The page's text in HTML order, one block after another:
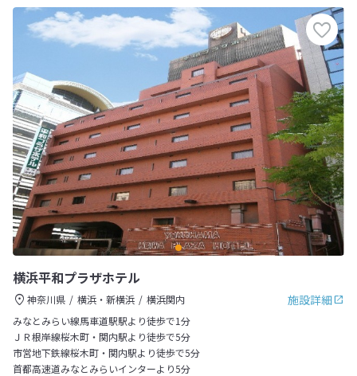
横浜平和プラザホテル
施設詳細
神奈川県 横浜・新横浜
横浜関内
みなとみらい線馬車道駅駅より徒歩で1分
ＪＲ根岸線桜木町・関内駅より徒歩で5分
市営地下鉄線桜木町・関内駅より徒歩で5分
首都高速道みなとみらいインターより5分